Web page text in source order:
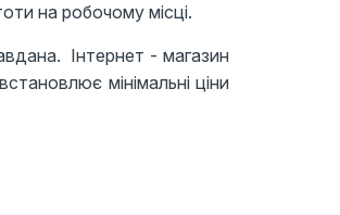
на робочому місці.
Інтернет - магазин
мінімальні ціни